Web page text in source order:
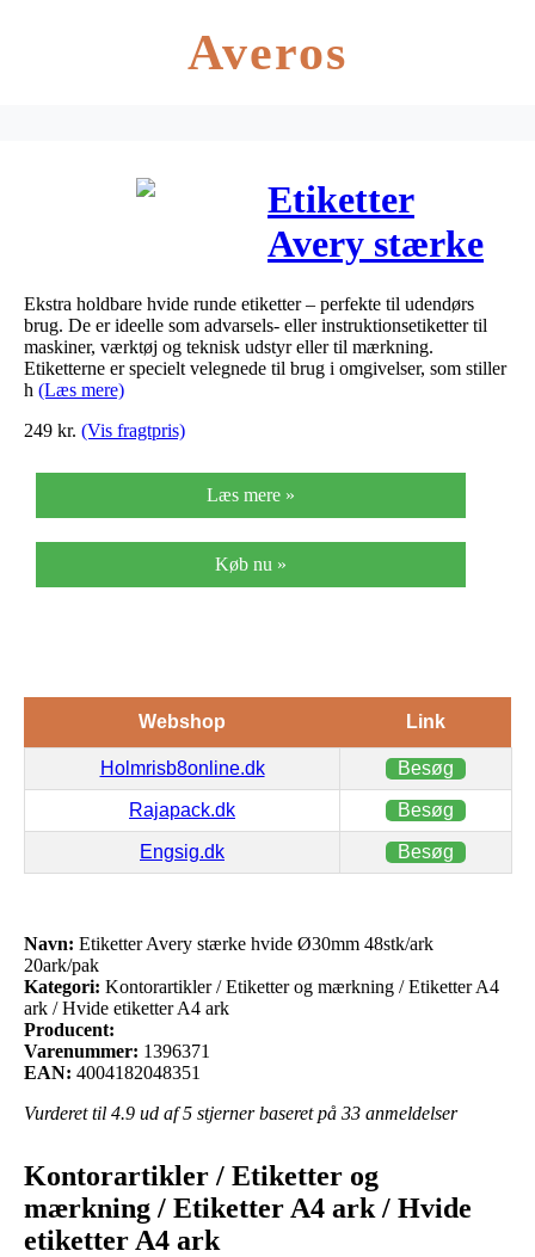
Averos
Etiketter
Avery stærke
hvide Ø30mm
48stk/ark
20ark/pak
Ekstra holdbare hvide runde etiketter – perfekte til udendørs
brug. De er ideelle som advarsels- eller instruktionsetiketter til
maskiner, værktøj og teknisk udstyr eller til mærkning.
Etiketterne er specielt velegnede til brug i omgivelser, som stiller
h (Læs mere)
249 kr. (Vis fragtpris)
Læs mere »
Køb nu »
Webshop Link
Holmrisb8online.dk Besøg
Rajapack.dk Besøg
Engsig.dk Besøg
Navn: Etiketter Avery stærke hvide Ø30mm 48stk/ark
20ark/pak
Kategori: Kontorartikler / Etiketter og mærkning / Etiketter A4
ark / Hvide etiketter A4 ark
Producent:
Varenummer: 1396371
EAN: 4004182048351
Vurderet til 4.9 ud af 5 stjerner baseret på 33 anmeldelser
Kontorartikler / Etiketter og
mærkning / Etiketter A4 ark / Hvide
etiketter A4 ark